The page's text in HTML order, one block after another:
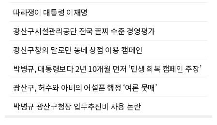
따라쟁이 대통령 이재명
광산구시설관리공단 전국 꼴찌 수준 경영평가
광산구청의 말로만 동네 상점 이용 캠페인
박병규, 대통령보다 2년 10개월 먼저 ‘민생 회복 캠페인 주장’
광산구, 허수와 아비의 어설픈 행정 ‘여론 뭇매’
박병규 광산구청장 업무추진비 사용 논란